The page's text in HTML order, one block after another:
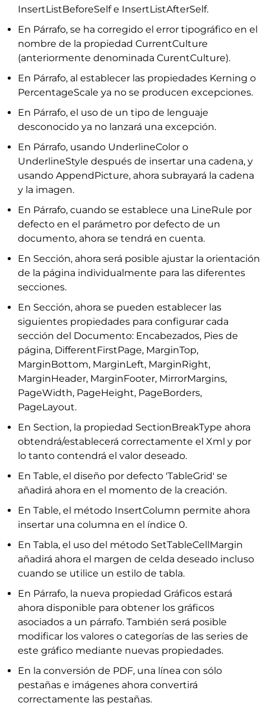
InsertListBeforeSelf e InsertListAfterSelf.
En Párrafo, se ha corregido el error tipográfico en el
nombre de la propiedad CurrentCulture
(anteriormente denominada CurentCulture).
En Párrafo, al establecer las propiedades Kerning o
PercentageScale ya no se producen excepciones.
En Párrafo, el uso de un tipo de lenguaje
desconocido ya no lanzará una excepción.
En Párrafo, usando UnderlineColor o
UnderlineStyle después de insertar una cadena, y
usando AppendPicture, ahora subrayará la cadena
y la imagen.
En Párrafo, cuando se establece una LineRule por
defecto en el parámetro por defecto de un
documento, ahora se tendrá en cuenta.
En Sección, ahora será posible ajustar la orientación
de la página individualmente para las diferentes
secciones.
En Sección, ahora se pueden establecer las
siguientes propiedades para configurar cada
sección del Documento: Encabezados, Pies de
página, DifferentFirstPage, MarginTop,
MarginBottom, MarginLeft, MarginRight,
MarginHeader, MarginFooter, MirrorMargins,
PageWidth, PageHeight, PageBorders,
PageLayout.
En Section, la propiedad SectionBreakType ahora
obtendrá/establecerá correctamente el Xml y por
lo tanto contendrá el valor deseado.
En Table, el diseño por defecto 'TableGrid' se
añadirá ahora en el momento de la creación.
En Table, el método InsertColumn permite ahora
insertar una columna en el índice 0.
En Tabla, el uso del método SetTableCellMargin
añadirá ahora el margen de celda deseado incluso
cuando se utilice un estilo de tabla.
En Párrafo, la nueva propiedad Gráficos estará
ahora disponible para obtener los gráficos
asociados a un párrafo. También será posible
modificar los valores o categorías de las series de
este gráfico mediante nuevas propiedades.
En la conversión de PDF, una línea con sólo
pestañas e imágenes ahora convertirá
correctamente las pestañas.